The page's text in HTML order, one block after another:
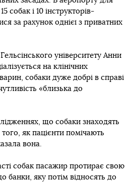
собак і 10 інструкторів-
за рахунок однієї з приватних
університету Анни
на клінічних
собаки дуже добрі в справі
«близька до
що собаки знаходять
того, як пацієнти помічають
вона.
собак пасажир протирає свою
банки, яку потім відносять до